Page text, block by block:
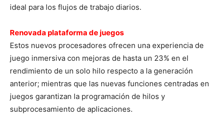
ideal para los flujos de trabajo diarios.
Renovada plataforma de juegos
Estos nuevos procesadores ofrecen una experiencia de
juego inmersiva con mejoras de hasta un 23% en el
rendimiento de un solo hilo respecto a la generación
anterior; mientras que las nuevas funciones centradas en
juegos garantizan la programación de hilos y
subprocesamiento de aplicaciones.